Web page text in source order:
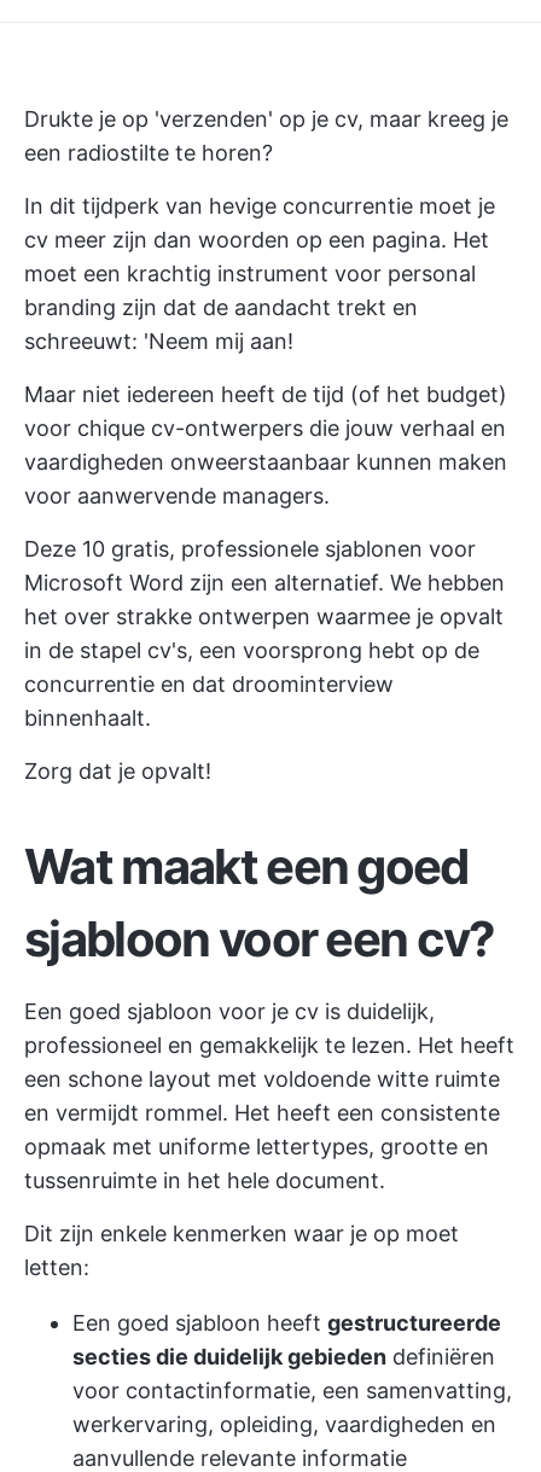
Drukte je op 'verzenden' op je cv, maar kreeg je
een radiostilte te horen?
In dit tijdperk van hevige concurrentie moet je
cv meer zijn dan woorden op een pagina. Het
moet een krachtig instrument voor personal
branding zijn dat de aandacht trekt en
schreeuwt: 'Neem mij aan!
Maar niet iedereen heeft de tijd (of het budget)
voor chique cv-ontwerpers die jouw verhaal en
vaardigheden onweerstaanbaar kunnen maken
voor aanwervende managers.
Deze 10 gratis, professionele sjablonen voor
Microsoft Word zijn een alternatief. We hebben
het over strakke ontwerpen waarmee je opvalt
in de stapel cv's, een voorsprong hebt op de
concurrentie en dat droominterview
binnenhaalt.
Zorg dat je opvalt!
Wat maakt een goed
sjabloon voor een cv?
Een goed sjabloon voor je cv is duidelijk,
professioneel en gemakkelijk te lezen. Het heeft
een schone layout met voldoende witte ruimte
en vermijdt rommel. Het heeft een consistente
opmaak met uniforme lettertypes, grootte en
tussenruimte in het hele document.
Dit zijn enkele kenmerken waar je op moet
letten:
Een goed sjabloon heeft gestructureerde
secties die duidelijk gebieden definiëren
voor contactinformatie, een samenvatting,
werkervaring, opleiding, vaardigheden en
aanvullende relevante informatie